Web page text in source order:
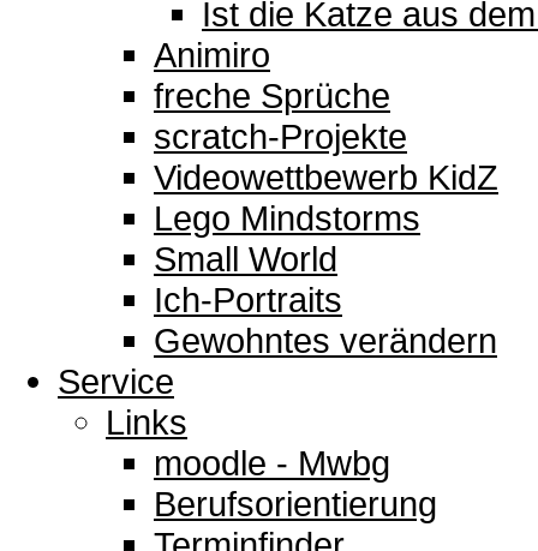
Ist die Katze aus
Animiro
freche Sprüche
scratch-Projekte
Videowettbewerb KidZ
Lego Mindstorms
Small World
Ich-Portraits
Gewohntes verändern
Service
Links
moodle - Mwbg
Berufsorientierung